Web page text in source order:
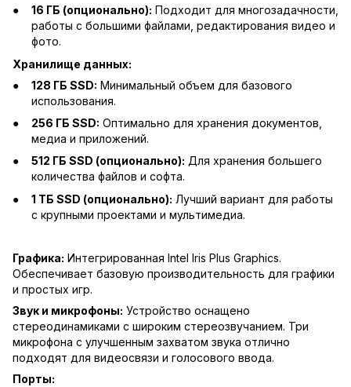
16 ГБ (опционально): Подходит для многозадачности,
работы с большими файлами, редактирования видео и
фото.
Хранилище данных:
128 ГБ SSD: Минимальный объем для базового
использования.
256 ГБ SSD: Оптимально для хранения документов,
медиа и приложений.
512 ГБ SSD (опционально): Для хранения большего
количества файлов и софта.
1 ТБ SSD (опционально): Лучший вариант для работы
с крупными проектами и мультимедиа.
Графика: Интегрированная Intel Iris Plus Graphics.
Обеспечивает базовую производительность для графики
и простых игр.
Звук и микрофоны: Устройство оснащено
стереодинамиками с широким стереозвучанием. Три
микрофона с улучшенным захватом звука отлично
подходят для видеосвязи и голосового ввода.
Порты: